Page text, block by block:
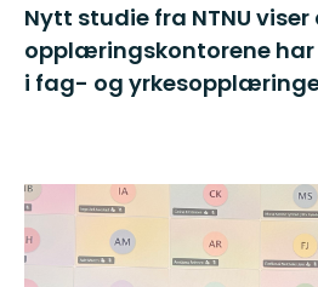
Nytt studie fra NTNU viser
opplæringskontorene har
i fag- og